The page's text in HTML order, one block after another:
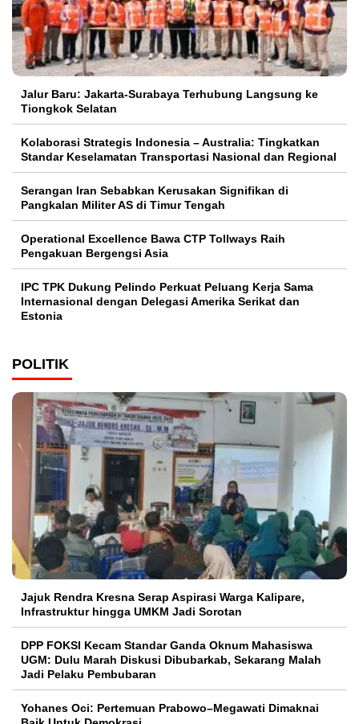
Jalur Baru: Jakarta-Surabaya Terhubung Langsung ke
Tiongkok Selatan
Kolaborasi Strategis Indonesia – Australia: Tingkatkan
Standar Keselamatan Transportasi Nasional dan Regional
Serangan Iran Sebabkan Kerusakan Signifikan di
Pangkalan Militer AS di Timur Tengah
Operational Excellence Bawa CTP Tollways Raih
Pengakuan Bergengsi Asia
IPC TPK Dukung Pelindo Perkuat Peluang Kerja Sama
Internasional dengan Delegasi Amerika Serikat dan
Estonia
POLITIK
Jajuk Rendra Kresna Serap Aspirasi Warga Kalipare,
Infrastruktur hingga UMKM Jadi Sorotan
DPP FOKSI Kecam Standar Ganda Oknum Mahasiswa
UGM: Dulu Marah Diskusi Dibubarkab, Sekarang Malah
Jadi Pelaku Pembubaran
Yohanes Oci: Pertemuan Prabowo–Megawati Dimaknai